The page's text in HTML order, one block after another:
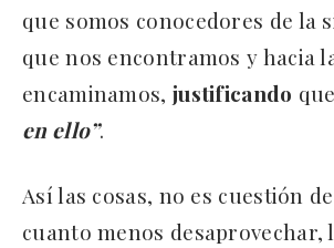
que somos conocedores de la
que nos encontramos y hacia
encaminamos, justificando
en ello”.
Así las cosas, no es cuestión
cuanto menos desaprovechar,